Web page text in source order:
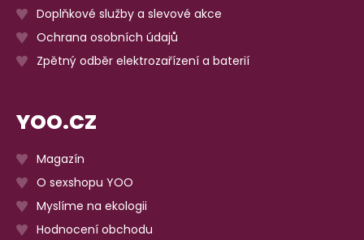
Doplňkové služby a slevové akce
Ochrana osobních údajů
Zpětný odběr elektrozařízení a baterií
YOO.CZ
Magazín
O sexshopu YOO
Myslíme na ekologii
Hodnocení obchodu